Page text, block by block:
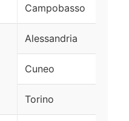
Campobasso
Alessandria
Cuneo
Torino